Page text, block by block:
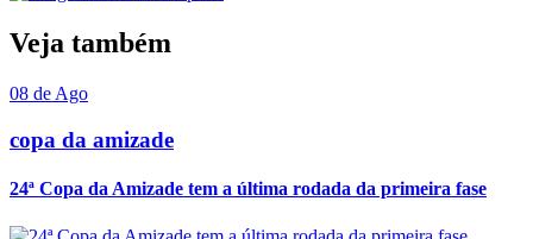
Veja também
08 de Ago
copa da amizade
24ª Copa da Amizade tem a última rodada da primeira fase